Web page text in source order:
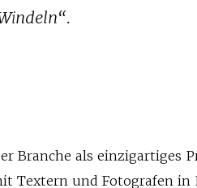
Branche als einzigartiges
Textern und Fotografen in